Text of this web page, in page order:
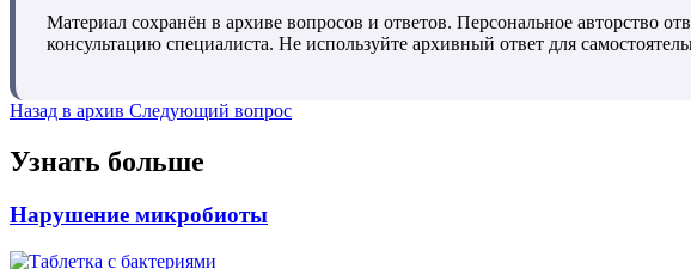
Материал сохранён в архиве вопросов и ответов. Персональное авторство
консультацию специалиста. Не используйте архивный ответ для
Назад в архив Следующий вопрос
Узнать больше
Нарушение микробиоты